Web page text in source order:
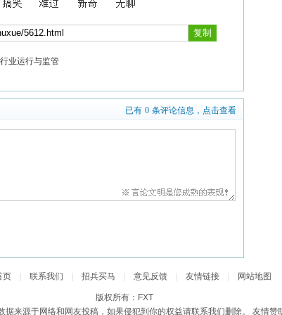
业运行与监管
已有 0 条评论信息，点击查看
页 联系我们 招兵买马 意见反馈 友情链接 网站地图
版权所有：FXT
据来源于网络和网友投稿，如果侵犯到你的权益请联系我们删除。 友情赞